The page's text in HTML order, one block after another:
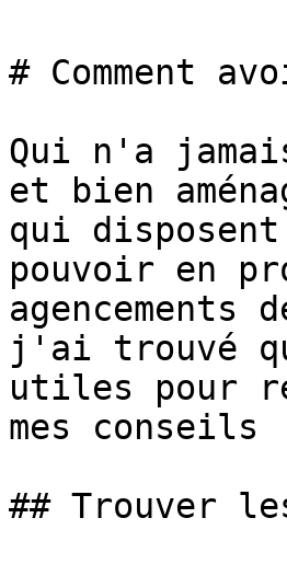
# Comment
Qui n'a
et bien
qui
pouvoir en
j'ai trouvé
utiles pour
mes conseils
## Trouver